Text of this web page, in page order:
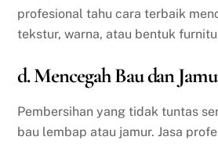
profesional tahu cara terbaik
tekstur, warna, atau bentuk
d. Mencegah Bau dan
Pembersihan yang tidak tuntas
bau lembap atau jamur. Jasa